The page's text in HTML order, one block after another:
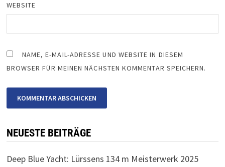
WEBSITE
NAME, E-MAIL-ADRESSE UND WEBSITE IN DIESEM
BROWSER FÜR MEINEN NÄCHSTEN KOMMENTAR SPEICHERN.
NEUESTE BEITRÄGE
Deep Blue Yacht: Lürssens 134 m Meisterwerk 2025